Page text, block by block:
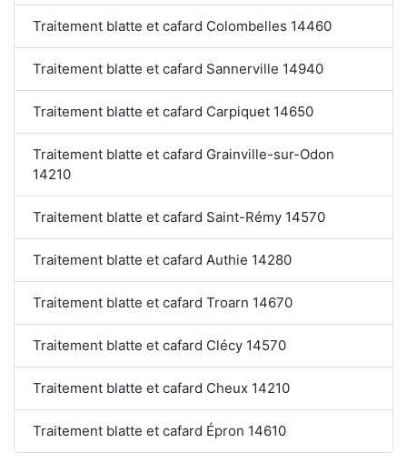
Traitement blatte et cafard Colombelles 14460
Traitement blatte et cafard Sannerville 14940
Traitement blatte et cafard Carpiquet 14650
Traitement blatte et cafard Grainville-sur-Odon
14210
Traitement blatte et cafard Saint-Rémy 14570
Traitement blatte et cafard Authie 14280
Traitement blatte et cafard Troarn 14670
Traitement blatte et cafard Clécy 14570
Traitement blatte et cafard Cheux 14210
Traitement blatte et cafard Épron 14610